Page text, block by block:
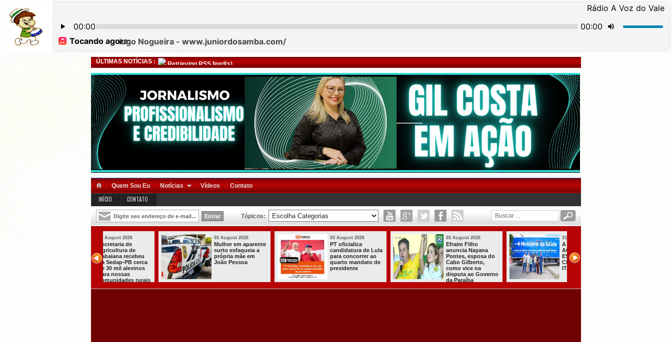
ÚLTIMAS NOTÍCIAS : Retrieving RSS feed(s)
Quem Sou Eu Notícias Vídeos Contato
INÍCIO CONTATO
Tópicos:
Itabaiana recebeu
da Sedap-PB cerca
03 August 2026
Mulher em aparente
surto esfaqueia a
própria mãe em
João Pessoa
03 August 2026
PT oficializa
candidatura de Lula
para concorrer ao
quarto mandato de
presidente
03 August 2026
Efraim Filho
anuncia Nayana
Pontes, esposa do
Cabo Gilberto,
como vice na
disputa ao Governo
da Paraíba
31 July 2026
A CARRETA DO
AGORA TEM
ESPECIALISTAS
CHEGOU À
ITABAIANA